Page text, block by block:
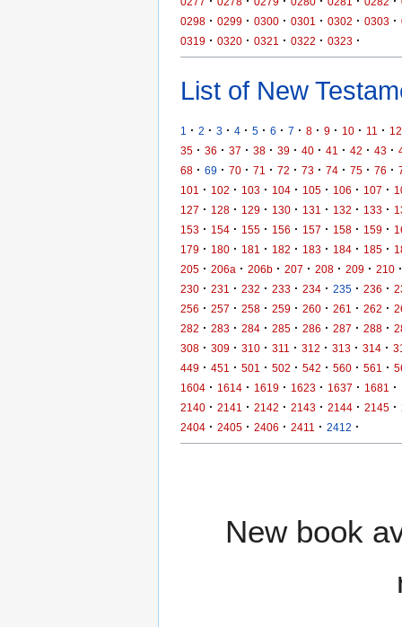
0298 · 0299 · 0300 · 0301 · 0302 · 0303 ·
0319 · 0320 · 0321 · 0322 · 0323 ·
List of New
1 · 2 · 3 · 4 · 5 · 6 · 7 · 8 · 9 · 10 · 11 · 12
35 · 36 · 37 · 38 · 39 · 40 · 41 · 42 · 43 ·
68 · 69 · 70 · 71 · 72 · 73 · 74 · 75 · 76 ·
101
· 102 · 103 · 104 · 105 · 106 · 107 ·
127 · 128 · 129 · 130 · 131 · 132 · 133 ·
153 · 154 · 155 · 156 · 157 · 158 · 159 ·
179 · 180 · 181 · 182 · 183 · 184 · 185 ·
205 · 206a · 206b · 207 · 208 · 209 · 210 ·
230 · 231 · 232 · 233 · 234 · 235 · 236 ·
256 · 257 · 258 · 259 · 260 · 261 · 262 ·
282 · 283 · 284 · 285 · 286 · 287 · 288 ·
308 · 309 · 310 · 311 · 312 · 313 · 314 ·
449 · 451 · 501 · 502 · 542 · 560 · 561 ·
1604 · 1614 · 1619 · 1623 · 1637 · 1681 ·
2140 · 2141 · 2142 · 2143 · 2144 · 2145 ·
2404 · 2405 · 2406 · 2411 · 2412 ·
New book